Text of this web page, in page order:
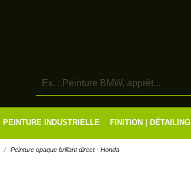
PEINTURE INDUSTRIELLE FINITION | DÉTAILING
Peinture opaque brillant direct - Honda